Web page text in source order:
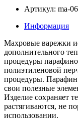
Артикул: ma-
Информация
Махровые варежки
дополнительного
процедуры
полиэтиленовой
процедуры. Парафин
свои полезные
Изделие сохраняет
растягиваются, не
использовании.